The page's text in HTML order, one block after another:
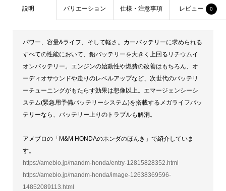
説明 バリエーション 仕様・注意事項 レビュー 0
パワー、容量&ライフ、そして軽さ。カーバッテリーに求められる
すべての性能において、鉛バッテリーを大きく上回るリチウムイ
オンバッテリー。エンジンの始動性や燃費の改善はもちろん、オ
ーディオサウンドや走りのレベルアップなど、次世代のバッテリ
ーチューニングがもたらす効果は想像以上。エマージェンシーシ
ステム(緊急用予備バッテリーシステム)を搭載するメガライフバッ
テリーなら、バッテリー上りのトラブルも解消。
アメブロの「M&M HONDAのホンダのほんき」で紹介していま
す。
https://ameblo.jp/mandm-honda/entry-12815828352.html
https://ameblo.jp/mandm-honda/image-12638369596-
14852089113.html